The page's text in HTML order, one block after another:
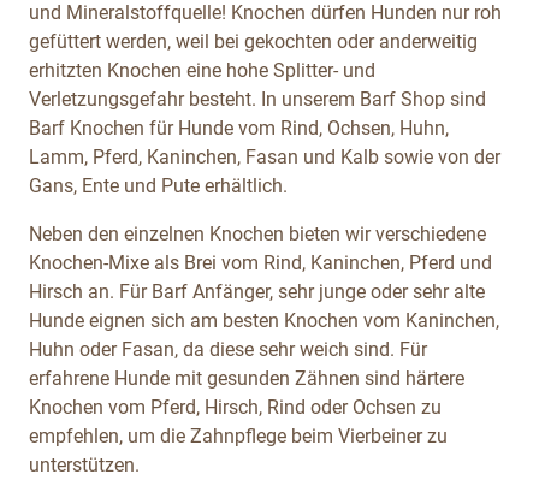
und Mineralstoffquelle! Knochen dürfen Hunden nur roh
gefüttert werden, weil bei gekochten oder anderweitig
erhitzten Knochen eine hohe Splitter- und
Verletzungsgefahr besteht. In unserem Barf Shop sind
Barf Knochen für Hunde vom Rind, Ochsen, Huhn,
Lamm, Pferd, Kaninchen, Fasan und Kalb sowie von der
Gans, Ente und Pute erhältlich.
Neben den einzelnen Knochen bieten wir verschiedene
Knochen-Mixe als Brei vom Rind, Kaninchen, Pferd und
Hirsch an. Für Barf Anfänger, sehr junge oder sehr alte
Hunde eignen sich am besten Knochen vom Kaninchen,
Huhn oder Fasan, da diese sehr weich sind. Für
erfahrene Hunde mit gesunden Zähnen sind härtere
Knochen vom Pferd, Hirsch, Rind oder Ochsen zu
empfehlen, um die Zahnpflege beim Vierbeiner zu
unterstützen.